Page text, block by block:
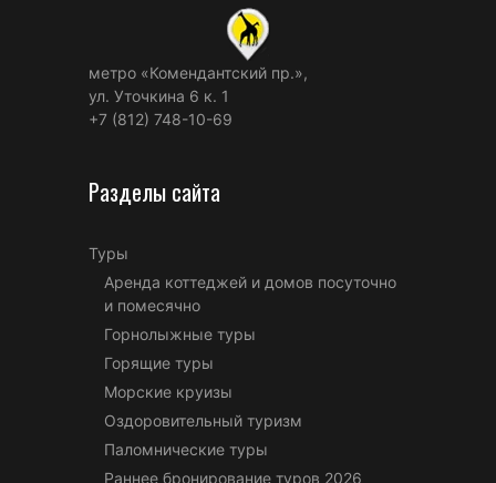
метро «Комендантский пр.»,
ул. Уточкина 6 к. 1
+7 (812) 748-10-69
Разделы сайта
Туры
Аренда коттеджей и домов посуточно
и помесячно
Горнолыжные туры
Горящие туры
Морские круизы
Оздоровительный туризм
Паломнические туры
Раннее бронирование туров 2026